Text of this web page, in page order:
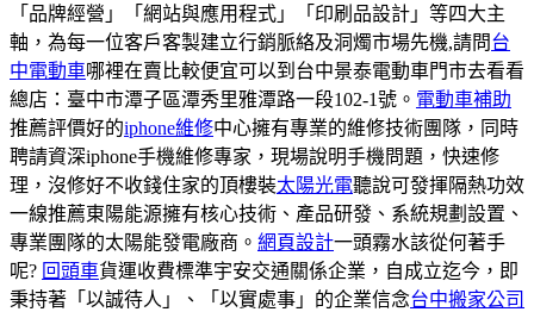
「品牌經營」「網站與應用程式」「印刷品設計」等四大主
軸，為每一位客戶客製建立行銷脈絡及洞燭市場先機,請問台
中電動車哪裡在賣比較便宜可以到台中景泰電動車門市去看看
總店：臺中市潭子區潭秀里雅潭路一段102-1號。 電動車補助
推薦評價好的iphone維修中心擁有專業的維修技術團隊，同時
聘請資深iphone手機維修專家，現場說明手機問題，快速修
理，沒修好不收錢住家的頂樓裝太陽光電聽說可發揮隔熱功效
一線推薦東陽能源擁有核心技術、產品研發、系統規劃設置、
專業團隊的太陽能發電廠商。 網頁設計一頭霧水該從何著手
呢? 回頭車貨運收費標準宇安交通關係企業，自成立迄今，即
秉持著「以誠待人」、「以實處事」的企業信念台中搬家公司